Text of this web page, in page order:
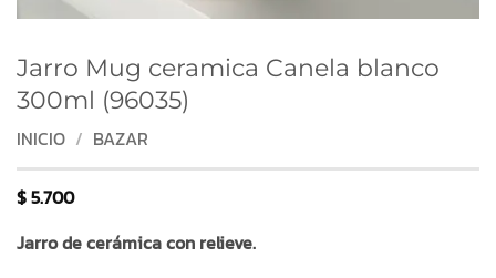
Jarro Mug ceramica Canela blanco
300ml (96035)
INICIO / BAZAR
$5.700
Jarro de cerámica con relieve.